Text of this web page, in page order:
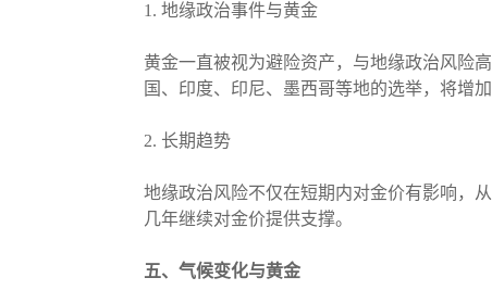
1. 地缘政治事件与黄金
黄金一直被视为避险资产，与地缘政治风险
国、印度、印尼、墨西哥等地的选举，将增
2. 长期趋势
地缘政治风险不仅在短期内对金价有影响，
几年继续对金价提供支撑。
五、气候变化与黄金